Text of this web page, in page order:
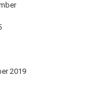
2019